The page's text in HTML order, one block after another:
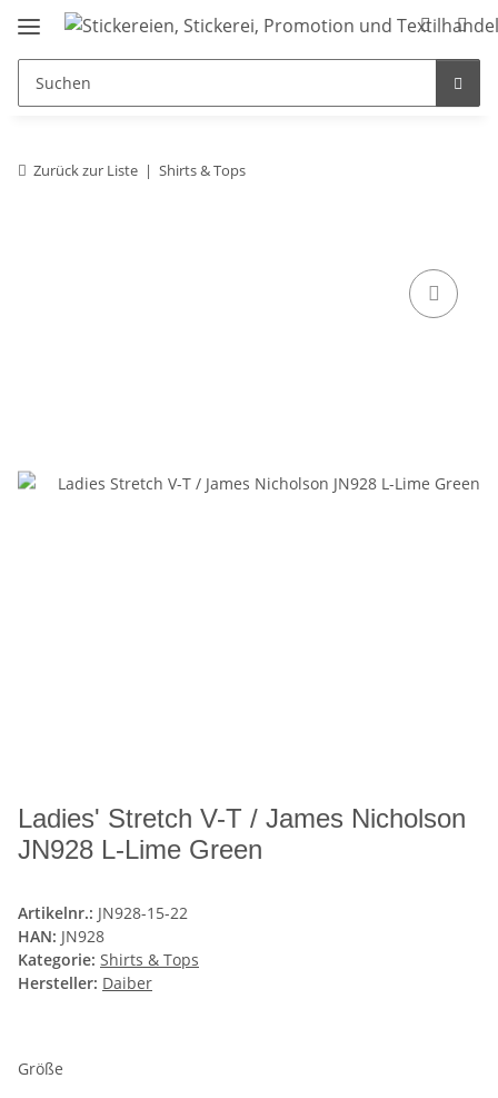
Zurück zur Liste Shirts & Tops
Ladies' Stretch V-T / James Nicholson
JN928 L-Lime Green
Artikelnr.: JN928-15-22
HAN: JN928
Kategorie: Shirts & Tops
Hersteller: Daiber
Größe